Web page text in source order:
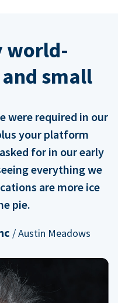
world-
small
were required in our
your platform
for in our early
everything we
are more ice
pie.
/ Austin Meadows